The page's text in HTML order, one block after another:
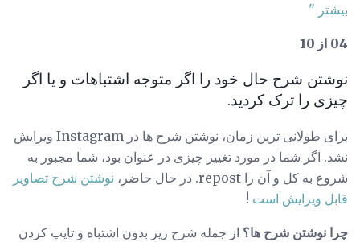
بیشتر "
04 از 10
نوشتن شرح حال خود را اگر متوجه اشتباهات و یا اگر
چیزی را ترک کردید.
برای طولانی ترین زمان، نوشتن شرح ها در Instagram ویرایش
نشد. اگر شما در مورد تغییر چیزی در عنوان بود، شما مجبور به
شروع به کل و آن را repost. در حال حاضر،
نوشتن شرح تصاویر
قابل ویرایش است !
چرا نوشتن شرح ها؟ از جمله شرح زیر بدون اشتباه و تایپ کردن